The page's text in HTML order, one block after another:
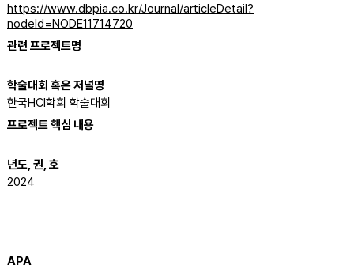
https://www.dbpia.co.kr/Journal/articleDetail?
nodeId=NODE11714720
​관련 프로젝트명
학술대회 혹은 저널명
한국HCI학회 학술대회
프로젝트 핵심 내용
년도, 권, 호
2024
APA